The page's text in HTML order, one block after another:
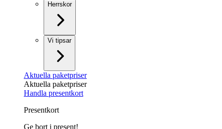
Herrskor
Vi tipsar
Aktuella paketpriser
Aktuella paketpriser
Handla presentkort
Presentkort
Ge bort i present!